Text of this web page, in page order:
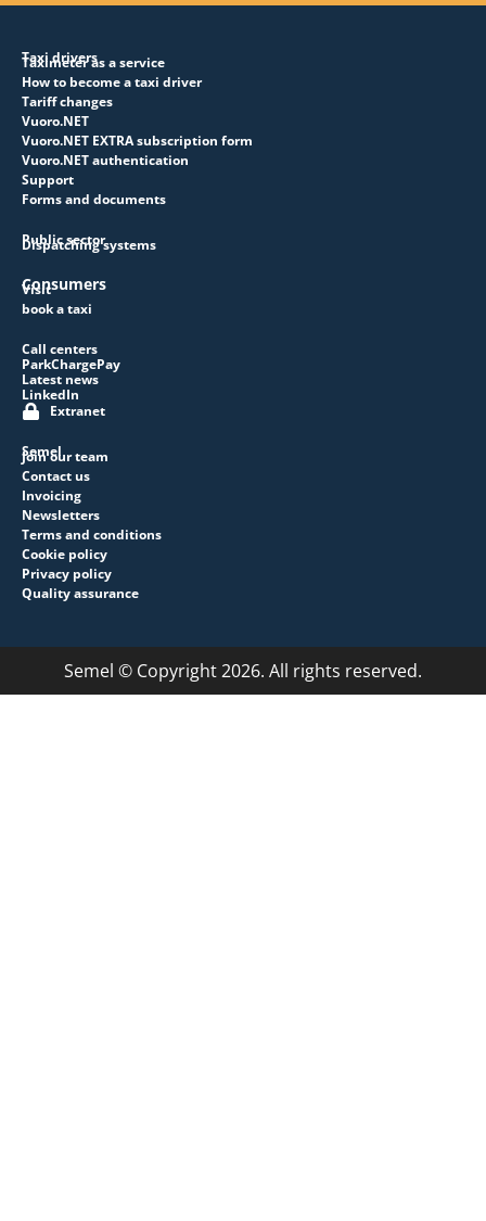
Taxi drivers
Taximeter as a service
How to become a taxi driver
Tariff changes
Vuoro.NET
Vuoro.NET EXTRA subscription form
Vuoro.NET authentication
Support
Forms and documents
Public sector
Dispatching systems
Consumers
Visit
book a taxi
Call centers
ParkChargePay
Latest news
LinkedIn
Extranet
Semel
Join our team
Contact us
Invoicing
Newsletters
Terms and conditions
Cookie policy
Privacy policy
Quality assurance
Semel © Copyright 2026. All rights reserved.